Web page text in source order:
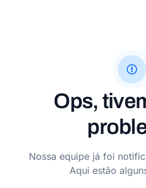
Ops,
Nossa equipe já foi
Aqui estão